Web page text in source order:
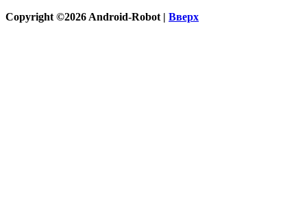
Copyright ©2026 Android-Robot | Вверх